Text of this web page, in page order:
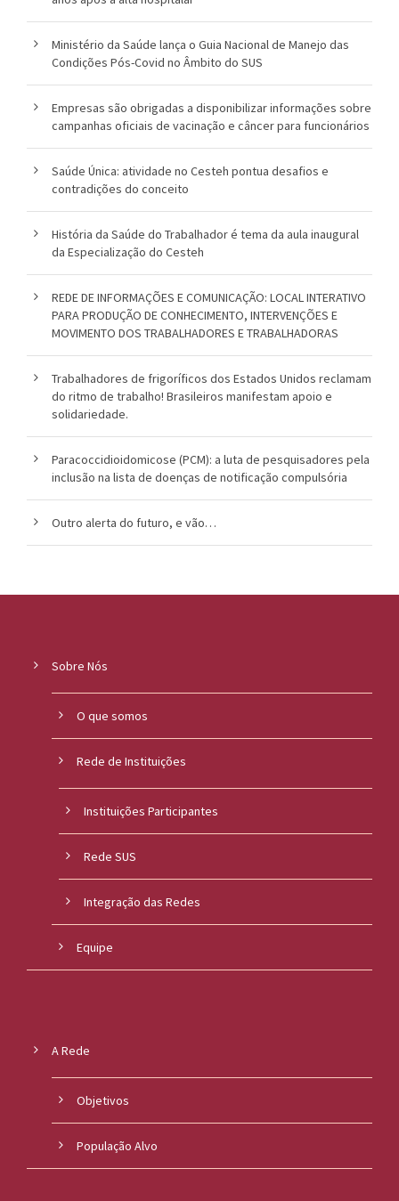
Ministério da Saúde lança o Guia Nacional de Manejo das
Condições Pós-Covid no Âmbito do SUS
Empresas são obrigadas a disponibilizar informações sobre
campanhas oficiais de vacinação e câncer para funcionários
Saúde Única: atividade no Cesteh pontua desafios e
contradições do conceito
História da Saúde do Trabalhador é tema da aula inaugural
da Especialização do Cesteh
REDE DE INFORMAÇÕES E COMUNICAÇÃO: LOCAL INTERATIVO
PARA PRODUÇÃO DE CONHECIMENTO, INTERVENÇÕES E
MOVIMENTO DOS TRABALHADORES E TRABALHADORAS
Trabalhadores de frigoríficos dos Estados Unidos reclamam
do ritmo de trabalho! Brasileiros manifestam apoio e
solidariedade.
Paracoccidioidomicose (PCM): a luta de pesquisadores pela
inclusão na lista de doenças de notificação compulsória
Outro alerta do futuro, e vão…
Sobre Nós
O que somos
Rede de Instituições
Instituições Participantes
Rede SUS
Integração das Redes
Equipe
A Rede
Objetivos
População Alvo